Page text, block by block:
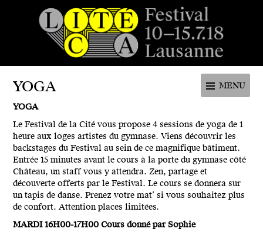
Festival de la cité de Lausanne -
du 4 au 9 juillet 2017 - 46ème
édition
MENU
YOGA
YOGA
Le Festival de la Cité vous propose 4 sessions de yoga de 1
heure aux loges artistes du gymnase. Viens découvrir les
backstages du Festival au sein de ce magnifique bâtiment.
Entrée 15 minutes avant le cours à la porte du gymnase côté
Château, un staff vous y attendra. Zen, partage et
découverte offerts par le Festival. Le cours se donnera sur
un tapis de danse. Prenez votre mat’ si vous souhaitez plus
de confort. Attention places limitées.
MARDI 16H00-17H00 Cours donné par Sophie